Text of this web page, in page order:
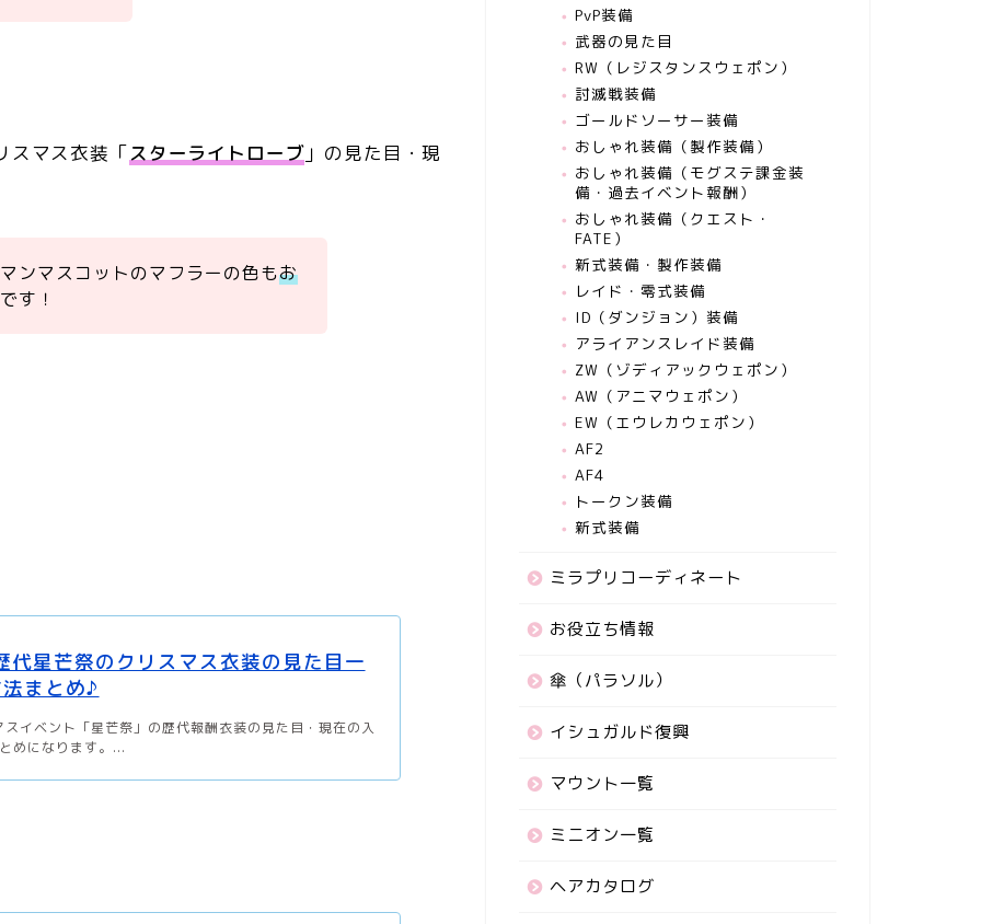
スマス衣装「スターライトローブ 」の見た目・現
ンマスコットのマフラーの色もお
す！
代星芒祭のクリスマス衣装の見た目一
まとめ♪
イベント「星芒祭」の歴代報酬衣装の見た目・現在の入
めになります。...
PvP装備
武器の見た目
RW（レジスタンスウェポン）
討滅戦装備
ゴールドソーサー装備
おしゃれ装備（製作装備）
おしゃれ装備（モグステ課金装
備・過去イベント報酬）
おしゃれ装備（クエスト・
FATE）
新式装備・製作装備
レイド・零式装備
ID（ダンジョン）装備
アライアンスレイド装備
ZW（ゾディアックウェポン）
AW（アニマウェポン）
EW（エウレカウェポン）
AF2
AF4
トークン装備
新式装備
ミラプリコーディネート
お役立ち情報
傘（パラソル）
イシュガルド復興
マウント一覧
ミニオン一覧
ヘアカタログ